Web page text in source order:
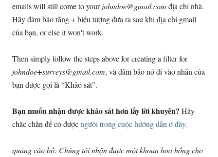
emails will still come to your johndoe@gmail.com địa chỉ nhà.
Hãy đảm bảo rằng + biểu tượng đưa ra sau khi địa chỉ gmail
của bạn, or else it won't work.
Then simply follow the steps above for creating a filter for
johndoe+surveys@gmail.com, và đảm bảo nó đi vào nhãn của
bạn được gọi là “Khảo sát”.
Bạn muốn nhận được khảo sát hơn lấy lời khuyên? Hãy
chắc chắn để có đượcngười trong cuộc hướng dẫn ở đây.
quảng cáo bố: Chúng tôi nhận được một khoản hoa hồng cho